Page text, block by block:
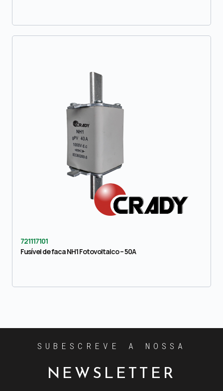
721117101
Fusível de faca NH1 Fotovoltaico – 50A
SUBESCREVE A NOSSA
NEWSLETTER